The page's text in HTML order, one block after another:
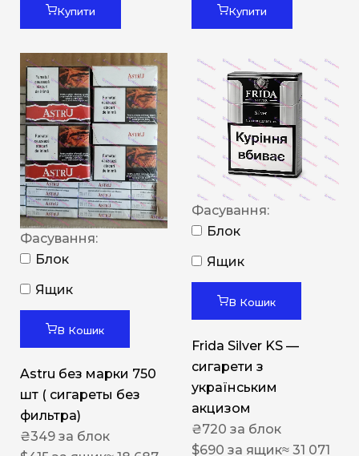
Купити Купити
Фасування:
Блок
Ящик
В Кошик
Astru без марки 750
шт ( сигареты без
фильтра)
₴349 за блок
Фасування:
Блок
Ящик
В Кошик
Frida Silver KS —
сигарети з
українським
акцизом
₴720 за блок
$690 за ящик≈ 31 071